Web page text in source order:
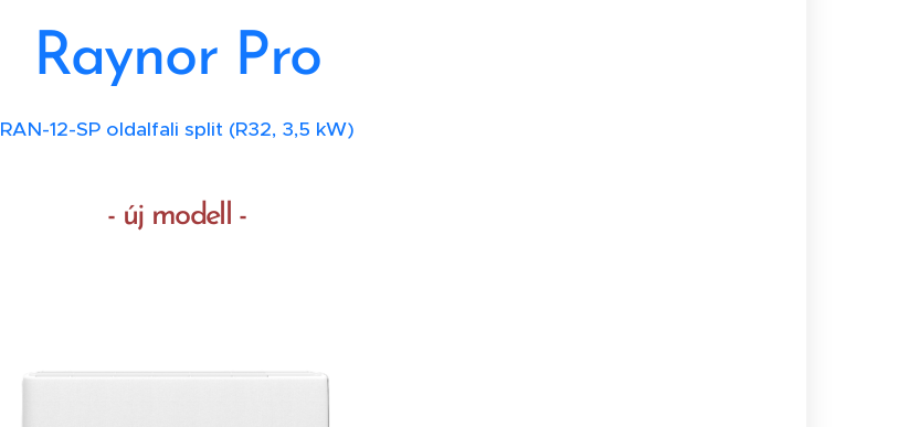
Raynor Pro
RAN-12-SP oldalfali split (R32, 3,5 kW)
- új modell -